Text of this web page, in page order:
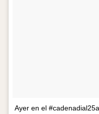
Ayer en el